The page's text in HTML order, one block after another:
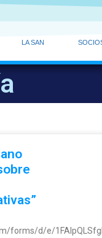
LA SAN
forms/d/e/